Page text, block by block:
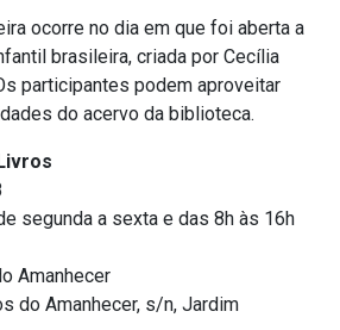
ocorre no dia em que foi aberta a
brasileira, criada por Cecília
participantes podem aproveitar
do acervo da biblioteca.
segunda a sexta e das 8h às 16h
Amanhecer
do Amanhecer, s/n, Jardim